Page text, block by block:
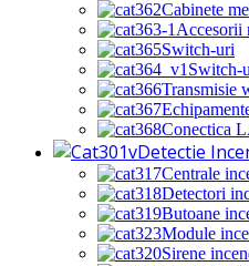
Cabinete
Accesorii
Switch-uri
Switch-
Transmisie
Conectica
Detectie
Centrale
Detectori
Butoane
Module
Sirene